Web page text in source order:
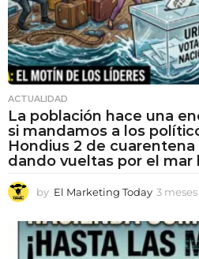
ACTUALIDAD
La población hace una
si mandamos a los
Hondius 2 de
dando vueltas por el mar
by El Marketing Today 3